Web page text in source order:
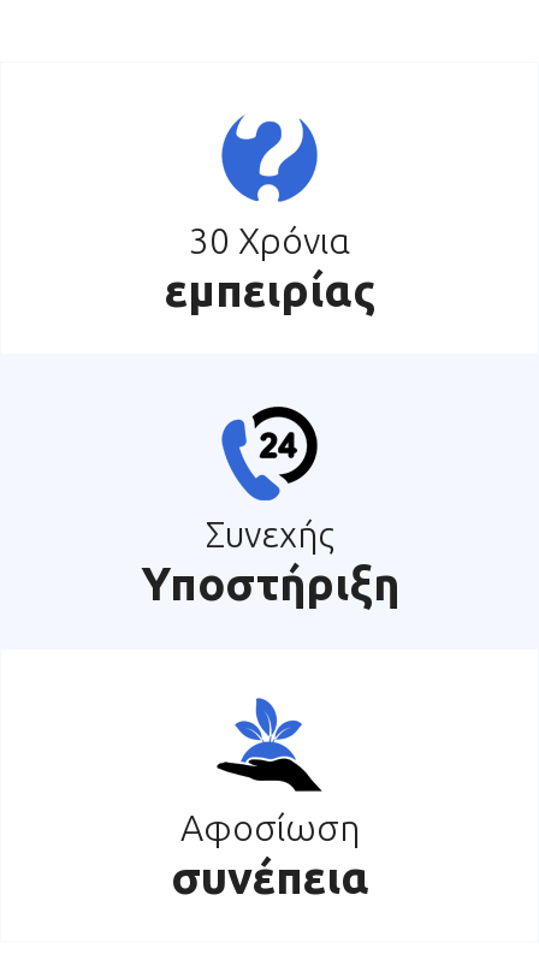
30 Χρόνια
εμπειρίας
Συνεχής
Υποστήριξη
Αφοσίωση
συνέπεια